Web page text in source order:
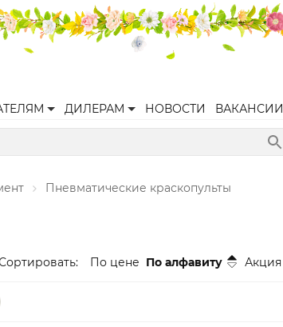
ДИЛЕРАМ НОВОСТИ ВАКАНСИИ
Пневматические краскопульты
По цене По алфавиту Акция